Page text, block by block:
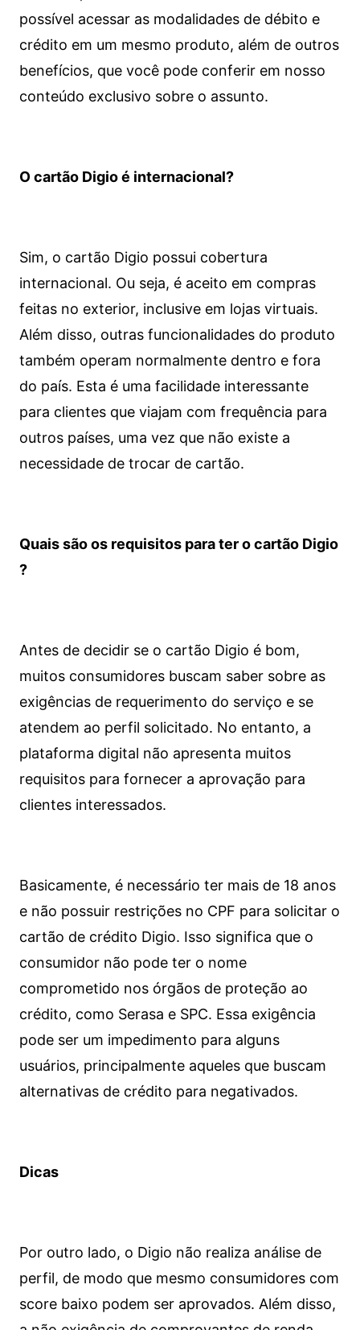
possível acessar as modalidades de débito e
crédito em um mesmo produto, além de outros
benefícios, que você pode conferir em nosso
conteúdo exclusivo sobre o assunto.
O cartão Digio é internacional?
Sim, o cartão Digio possui cobertura
internacional. Ou seja, é aceito em compras
feitas no exterior, inclusive em lojas virtuais.
Além disso, outras funcionalidades do produto
também operam normalmente dentro e fora
do país. Esta é uma facilidade interessante
para clientes que viajam com frequência para
outros países, uma vez que não existe a
necessidade de trocar de cartão.
Quais são os requisitos para ter o cartão Digio
?
Antes de decidir se o cartão Digio é bom,
muitos consumidores buscam saber sobre as
exigências de requerimento do serviço e se
atendem ao perfil solicitado. No entanto, a
plataforma digital não apresenta muitos
requisitos para fornecer a aprovação para
clientes interessados.
Basicamente, é necessário ter mais de 18 anos
e não possuir restrições no CPF para solicitar o
cartão de crédito Digio. Isso significa que o
consumidor não pode ter o nome
comprometido nos órgãos de proteção ao
crédito, como Serasa e SPC. Essa exigência
pode ser um impedimento para alguns
usuários, principalmente aqueles que buscam
alternativas de crédito para negativados.
Dicas
Por outro lado, o Digio não realiza análise de
perfil, de modo que mesmo consumidores com
score baixo podem ser aprovados. Além disso,